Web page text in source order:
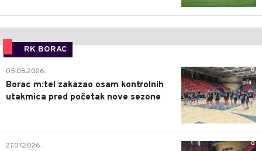
RK BORAC
0
05.08.2026.
Borac m:tel zakazao osam kontrolnih
utakmica pred početak nove sezone
0
27.07.2026.